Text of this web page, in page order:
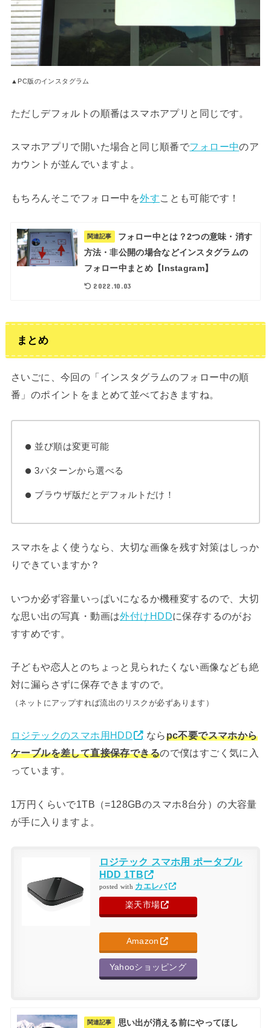
▲PC版のインスタグラム
ただしデフォルトの順番はスマホアプリと同じです。
スマホアプリで開いた場合と同じ順番でフォロー中のア
カウントが並んでいますよ。
もちろんそこでフォロー中を外すことも可能です！
関連記事
フォロー中とは？2つの意味・消す
方法・非公開の場合などインスタグラムの
フォロー中まとめ【Instagram】
2022.10.03
まとめ
さいごに、今回の「インスタグラムのフォロー中の順
番」のポイントをまとめて並べておきますね。
並び順は変更可能
3パターンから選べる
ブラウザ版だとデフォルトだけ！
スマホをよく使うなら、大切な画像を残す対策はしっか
りできていますか？
いつか必ず容量いっぱいになるか機種変するので、大切
な思い出の写真・動画は外付けHDDに保存するのがお
すすめです。
子どもや恋人とのちょっと見られたくない画像なども絶
対に漏らさずに保存できますので。
（ネットにアップすれば流出のリスクが必ずあります）
ロジテックのスマホ用HDD ならpc不要でスマホから
ケーブルを差して直接保存できるので僕はすごく気に入
っています。
1万円くらいで1TB（=128GBのスマホ8台分）の大容量
が手に入りますよ。
ロジテック スマホ用 ポータブル
HDD 1TB
posted with カエレバ
楽天市場
Amazon
Yahooショッピング
関連記事
思い出が消える前にやってほし